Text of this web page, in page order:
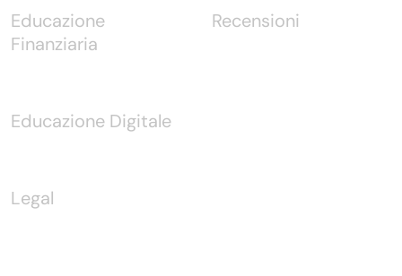
Educazione
Finanziaria
Educazione Digitale
Legal
Recensioni